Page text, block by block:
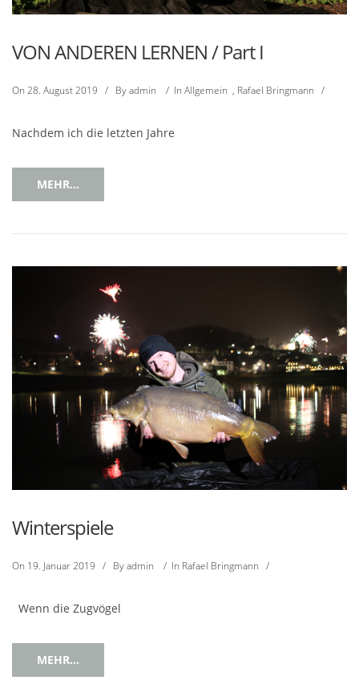
VON ANDEREN LERNEN / Part I
On 28. August 2019 / Byadmin / In Allgemein , Rafael Bringmann /
Nachdem ich die letzten Jahre
MEHR...
Winterspiele
On 19. Januar 2019 / Byadmin / In Rafael Bringmann /
Wenn die Zugvögel
MEHR...